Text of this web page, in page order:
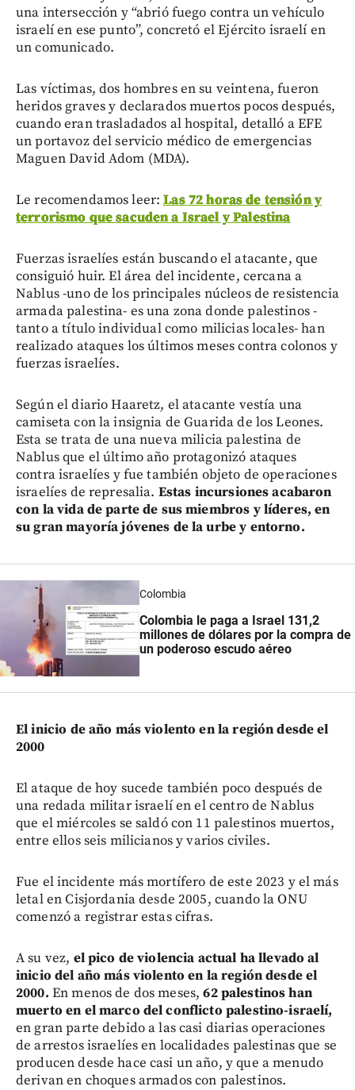
una intersección y “abrió fuego contra un vehículo
israelí en ese punto”, concretó el Ejército israelí en
un comunicado.
Las víctimas, dos hombres en su veintena, fueron
heridos graves y declarados muertos pocos después,
cuando eran trasladados al hospital, detalló a EFE
un portavoz del servicio médico de emergencias
Maguen David Adom (MDA).
Le recomendamos leer:Las 72 horas de tensión y
terrorismo que sacuden a Israel y Palestina
Fuerzas israelíes están buscando el atacante, que
consiguió huir. El área del incidente, cercana a
Nablus -uno de los principales núcleos de resistencia
armada palestina- es una zona donde palestinos -
tanto a título individual como milicias locales- han
realizado ataques los últimos meses contra colonos y
fuerzas israelíes.
Según el diario Haaretz, el atacante vestía una
camiseta con la insignia de Guarida de los Leones.
Esta se trata de una nueva milicia palestina de
Nablus que el último año protagonizó ataques
contra israelíes y fue también objeto de operaciones
israelíes de represalia. Estas incursiones acabaron
con la vida de parte de sus miembros y líderes, en
su gran mayoría jóvenes de la urbe y entorno.
Colombia
Colombia le paga a Israel 131,2
millones de dólares por la compra de
un poderoso escudo aéreo
El inicio de año más violento en la región desde el
2000
El ataque de hoy sucede también poco después de
una redada militar israelí en el centro de Nablus
que el miércoles se saldó con 11 palestinos muertos,
entre ellos seis milicianos y varios civiles.
Fue el incidente más mortífero de este 2023 y el más
letal en Cisjordania desde 2005, cuando la ONU
comenzó a registrar estas cifras.
A su vez, el pico de violencia actual ha llevado al
inicio del año más violento en la región desde el
2000. En menos de dos meses, 62 palestinos han
muerto en el marco del conflicto palestino-israelí,
en gran parte debido a las casi diarias operaciones
de arrestos israelíes en localidades palestinas que se
producen desde hace casi un año, y que a menudo
derivan en choques armados con palestinos.